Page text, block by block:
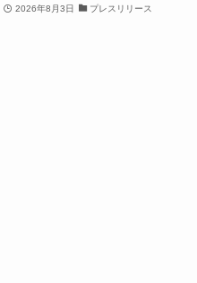
2026年8月3日 プレスリリース